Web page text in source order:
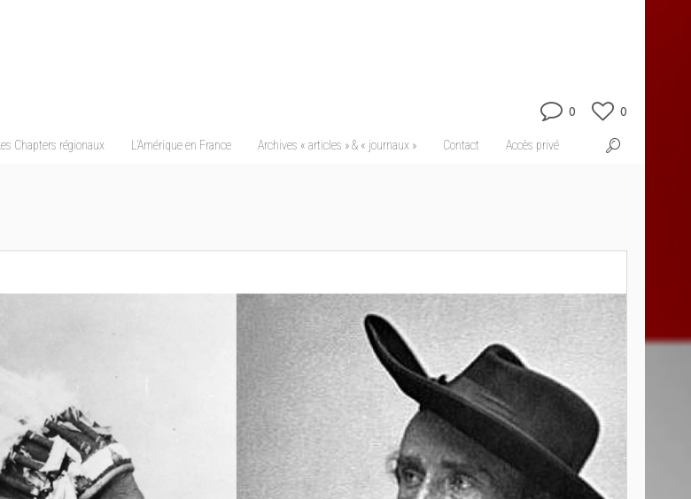
Les Chapters régionaux L’Amérique en France Archives « articles » & « journaux » Contact Accès privé
0 0